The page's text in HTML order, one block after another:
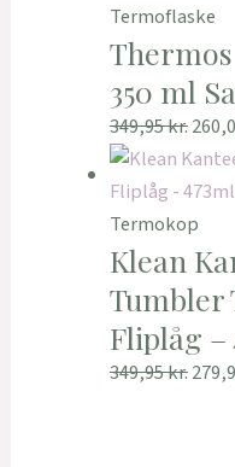
Termoflaske
350 ml
349,95kr.
Termokop
Klean
Tumbler
Fliplåg –
349,95kr.